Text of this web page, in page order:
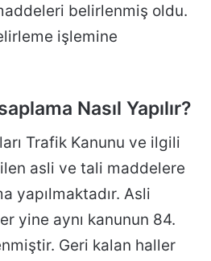
belirlenmiş oldu.
işlemine
Nasıl Yapılır?
Trafik Kanunu ve ilgili
asli ve tali maddelere
yapılmaktadır. Asli
yine aynı kanunun 84.
Geri kalan haller